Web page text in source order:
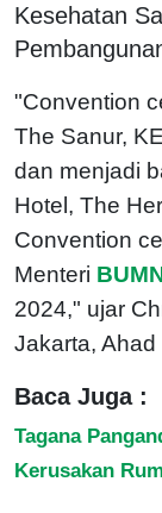
Kesehatan
"Convention
The Sanur,
dan menjadi
Hotel, The
Convention
Menteri
2024," ujar
Jakarta,
Baca Juga :
Tagana
Kerusakan